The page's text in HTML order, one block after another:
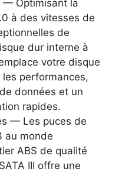
— Optimisant la
à des vitesses de
de
dur interne à
votre disque
performances,
données et un
rapides.
— Les puces de
au monde
ABS de qualité
III offre une